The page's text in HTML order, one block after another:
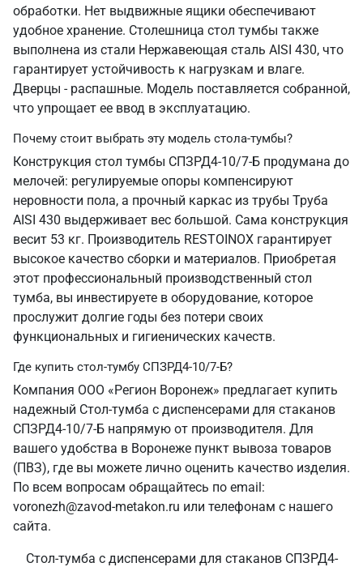
обработки. Нет выдвижные ящики обеспечивают
удобное хранение. Столешница стол тумбы также
выполнена из стали Нержавеющая сталь AISI 430, что
гарантирует устойчивость к нагрузкам и влаге.
Дверцы - распашные. Модель поставляется собранной,
что упрощает ее ввод в эксплуатацию.
Почему стоит выбрать эту модель стола-тумбы?
Конструкция стол тумбы СПЗРД4-10/7-Б продумана до
мелочей: регулируемые опоры компенсируют
неровности пола, а прочный каркас из трубы Труба
AISI 430 выдерживает вес большой. Сама конструкция
весит 53 кг. Производитель RESTOINOX гарантирует
высокое качество сборки и материалов. Приобретая
этот профессиональный производственный стол
тумба, вы инвестируете в оборудование, которое
прослужит долгие годы без потери своих
функциональных и гигиенических качеств.
Где купить стол-тумбу СПЗРД4-10/7-Б?
Компания ООО «Регион Воронеж» предлагает купить
надежный Стол-тумба с диспенсерами для стаканов
СПЗРД4-10/7-Б напрямую от производителя. Для
вашего удобства в Воронеже пункт вывоза товаров
(ПВЗ), где вы можете лично оценить качество изделия.
По всем вопросам обращайтесь по email:
voronezh@zavod-metakon.ru или телефонам с нашего
сайта.
Стол-тумба с диспенсерами для стаканов СПЗРД4-